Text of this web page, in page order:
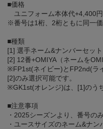
■価格
ユニフォーム本体代+4,400
※番号は1桁、2桁ともに同一価
■種類
[1] 選手ネーム&ナンバーセット
[2] 12番+OMIYA（ネームを
※FP1st(ネイビー)とFP2nd(ラ
[2]のみ選択可能です。
※GK1st(オレンジ)は、[1]のう
■注意事項
・2025シーズンより、番号の
・ユースサイズのネーム&ナ